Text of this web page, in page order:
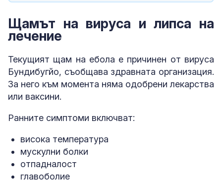
Щамът на вируса и липса на
лечение
Текущият щам на ебола е причинен от вируса
Бундибугйо, съобщава здравната организация.
За него към момента няма одобрени лекарства
или ваксини.
Ранните симптоми включват:
висока температура
мускулни болки
отпадналост
главоболие